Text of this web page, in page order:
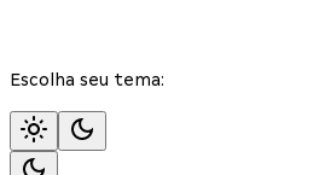
Escolha seu tema: